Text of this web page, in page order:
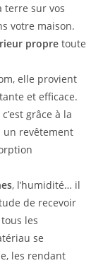
terre sur vos
votre maison.
propre toute
elle provient
et efficace.
grâce à la
un revêtement
, l’humidité… il
de recevoir
les
se
les rendant